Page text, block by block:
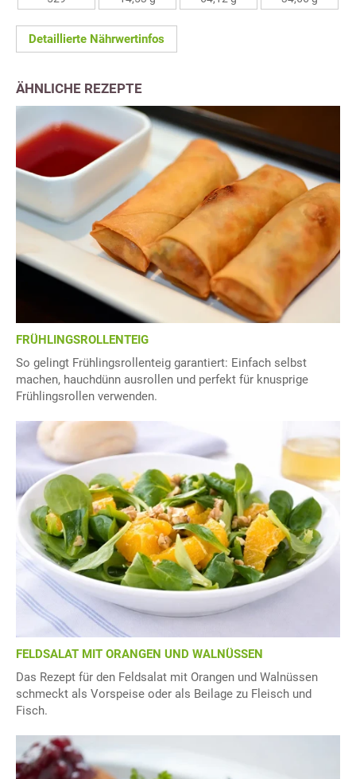
Detaillierte Nährwertinfos
ÄHNLICHE REZEPTE
FRÜHLINGSROLLENTEIG
So gelingt Frühlingsrollenteig garantiert: Einfach selbst
machen, hauchdünn ausrollen und perfekt für knusprige
Frühlingsrollen verwenden.
FELDSALAT MIT ORANGEN UND WALNÜSSEN
Das Rezept für den Feldsalat mit Orangen und Walnüssen
schmeckt als Vorspeise oder als Beilage zu Fleisch und
Fisch.